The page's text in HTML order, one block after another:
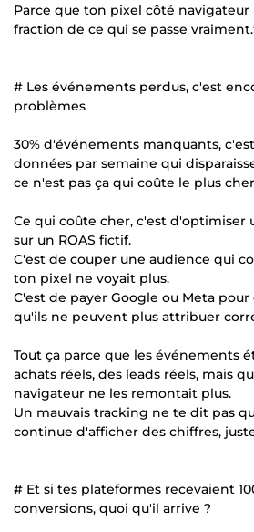
Parce que ton pixel côté
fraction de ce qui se passe
# Les événements perdus, c'est
problèmes
30% d'événements manquants,
données par semaine qui
ce n'est pas ça qui coûte le plus
Ce qui coûte cher, c'est d'optimiser
sur un ROAS fictif.
C'est de couper une audience qui
ton pixel ne voyait plus.
C'est de payer Google ou Meta
qu'ils ne peuvent plus attribuer
Tout ça parce que les événements
achats réels, des leads réels, mais
navigateur ne les remontait plus.
Un mauvais tracking ne te dit pas
continue d'afficher des chiffres,
# Et si tes plateformes recevaient
conversions, quoi qu'il arrive ?